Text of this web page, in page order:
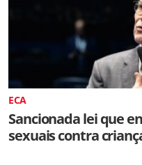
ECA
Sancionada lei que
sexuais contra